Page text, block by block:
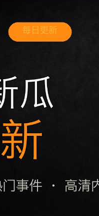
星事件移动端专题入口
，可以先通过摘要了解
无关关键词堆砌，也避免
擎理解页面主题。后续
容按每日少量新增的方